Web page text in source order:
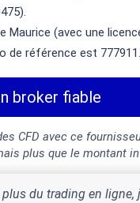
Maurice (avec une
de référence est 777911.
broker fiable
CFD avec ce
plus que le montant
du trading en